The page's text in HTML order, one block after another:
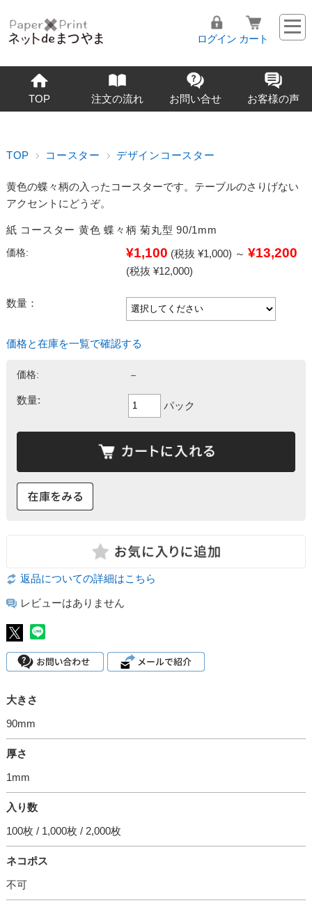
ログイン カート
TOP 注文の流れ お問い合せ お客様の声
TOP コースター デザインコースター
黄色の蝶々柄の入ったコースターです。テーブルのさりげない
アクセントにどうぞ。
紙 コースター 黄色 蝶々柄 菊丸型 90/1mm
価格: ¥1,100 (税抜 ¥1,000) ～ ¥13,200
(税抜 ¥12,000)
数量：
価格と在庫を一覧で確認する
価格: －
数量: パック
返品についての詳細はこちら
レビューはありません
大きさ
90mm
厚さ
1mm
入り数
100枚 / 1,000枚 / 2,000枚
ネコポス
不可